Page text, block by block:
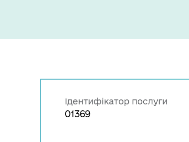
Ідентифікатор послуги
01369